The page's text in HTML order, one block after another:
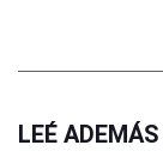
LEÉ ADEMÁS